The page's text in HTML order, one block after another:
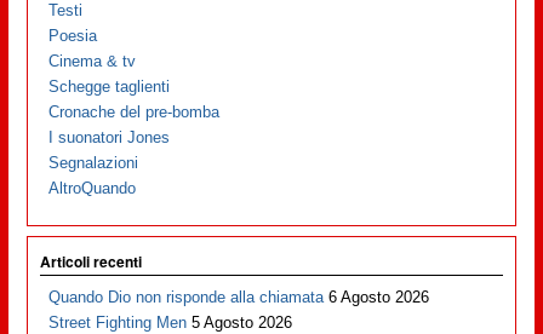
Testi
Poesia
Cinema & tv
Schegge taglienti
Cronache del pre-bomba
I suonatori Jones
Segnalazioni
AltroQuando
Articoli recenti
Quando Dio non risponde alla chiamata 6 Agosto 2026
Street Fighting Men 5 Agosto 2026